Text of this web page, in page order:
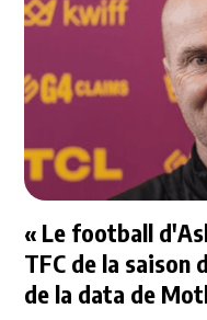
« Le football
TFC de la saison
de la data de